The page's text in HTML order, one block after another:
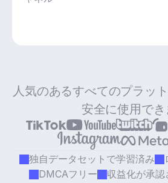
人気のあるすべてのプラッ
安全に使用でき
独自データセットで学習済み
DMCAフリー
収益化が承認